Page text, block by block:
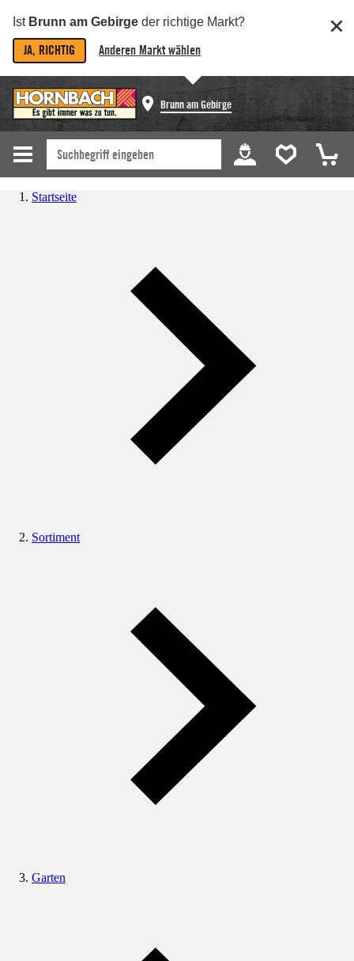
Ist Brunn am Gebirge der richtige Markt?
JA, RICHTIG Anderen Markt wählen
Brunn am Gebirge
Startseite
Sortiment
Garten